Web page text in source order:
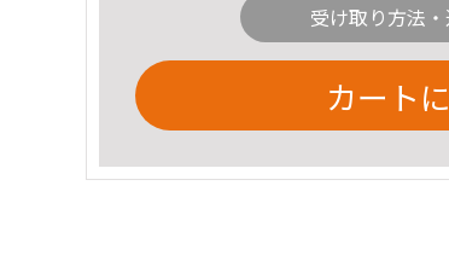
受け取り方法
カート